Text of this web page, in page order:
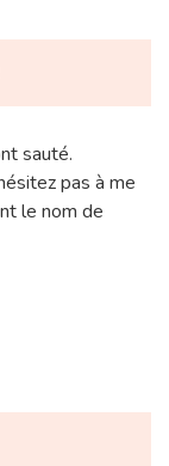
sauté.
pas à me
le nom de